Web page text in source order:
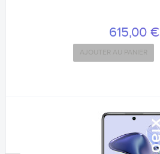
615,00 €
AJOUTER AU PANIER